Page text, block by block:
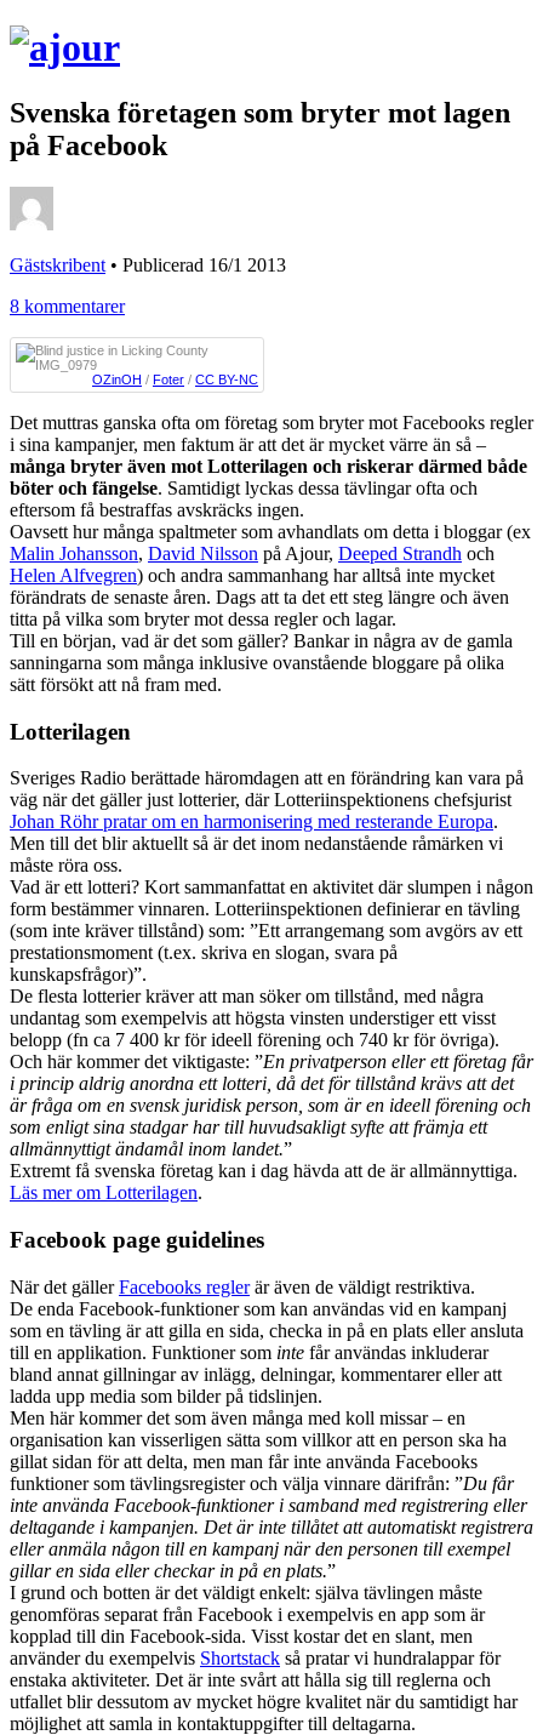
Svenska företagen som bryter mot lagen
på Facebook
Gästskribent • Publicerad 16/1 2013
8 kommentarer
OZinOH / Foter / CC BY-NC
Det muttras ganska ofta om företag som bryter mot Facebooks regler
i sina kampanjer, men faktum är att det är mycket värre än så –
många bryter även mot Lotterilagen och riskerar därmed både
böter och fängelse. Samtidigt lyckas dessa tävlingar ofta och
eftersom få bestraffas avskräcks ingen.
Oavsett hur många spaltmeter som avhandlats om detta i bloggar (ex
Malin Johansson, David Nilsson på Ajour, Deeped Strandh och
Helen Alfvegren) och andra sammanhang har alltså inte mycket
förändrats de senaste åren. Dags att ta det ett steg längre och även
titta på vilka som bryter mot dessa regler och lagar.
Till en början, vad är det som gäller? Bankar in några av de gamla
sanningarna som många inklusive ovanstående bloggare på olika
sätt försökt att nå fram med.
Lotterilagen
Sveriges Radio berättade häromdagen att en förändring kan vara på
väg när det gäller just lotterier, där Lotteriinspektionens chefsjurist
Johan Röhr pratar om en harmonisering med resterande Europa.
Men till det blir aktuellt så är det inom nedanstående råmärken vi
måste röra oss.
Vad är ett lotteri? Kort sammanfattat en aktivitet där slumpen i någon
form bestämmer vinnaren. Lotteriinspektionen definierar en tävling
(som inte kräver tillstånd) som: ”Ett arrangemang som avgörs av ett
prestationsmoment (t.ex. skriva en slogan, svara på
kunskapsfrågor)”.
De flesta lotterier kräver att man söker om tillstånd, med några
undantag som exempelvis att högsta vinsten understiger ett visst
belopp (fn ca 7 400 kr för ideell förening och 740 kr för övriga).
Och här kommer det viktigaste: ”En privatperson eller ett företag får
i princip aldrig anordna ett lotteri, då det för tillstånd krävs att det
är fråga om en svensk juridisk person, som är en ideell förening och
som enligt sina stadgar har till huvudsakligt syfte att främja ett
allmännyttigt ändamål inom landet.”
Extremt få svenska företag kan i dag hävda att de är allmännyttiga.
Läs mer om Lotterilagen.
Facebook page guidelines
När det gällerFacebooks reglerär även de väldigt restriktiva.
De enda Facebook-funktioner som kan användas vid en kampanj
som en tävling är att gilla en sida, checka in på en plats eller ansluta
till en applikation. Funktioner som inte får användas inkluderar
bland annat gillningar av inlägg, delningar, kommentarer eller att
ladda upp media som bilder på tidslinjen.
Men här kommer det som även många med koll missar – en
organisation kan visserligen sätta som villkor att en person ska ha
gillat sidan för att delta, men man får inte använda Facebooks
funktioner som tävlingsregister och välja vinnare därifrån: ”Du får
inte använda Facebook-funktioner i samband med registrering eller
deltagande i kampanjen. Det är inte tillåtet att automatiskt registrera
eller anmäla någon till en kampanj när den personen till exempel
gillar en sida eller checkar in på en plats.”
I grund och botten är det väldigt enkelt: själva tävlingen måste
genomföras separat från Facebook i exempelvis en app som är
kopplad till din Facebook-sida. Visst kostar det en slant, men
använder du exempelvis Shortstack så pratar vi hundralappar för
enstaka aktiviteter. Det är inte svårt att hålla sig till reglerna och
utfallet blir dessutom av mycket högre kvalitet när du samtidigt har
möjlighet att samla in kontaktuppgifter till deltagarna.